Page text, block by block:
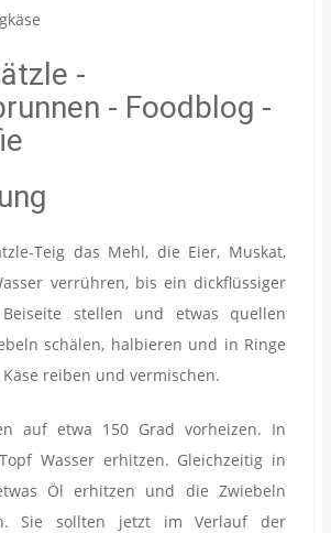
Teig das Mehl, die Eier, Muskat,
verrühren, bis ein dickflüssiger
stellen und etwas quellen
schälen, halbieren und in Ringe
reiben und vermischen.
auf etwa 150 Grad vorheizen. In
Wasser erhitzen. Gleichzeitig in
Öl erhitzen und die Zwiebeln
Sie sollten jetzt im Verlauf der